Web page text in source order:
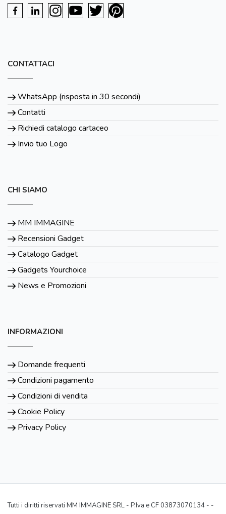
CONTATTACI
WhatsApp (risposta in 30 secondi)
Contatti
Richiedi catalogo cartaceo
Invio tuo Logo
CHI SIAMO
MM IMMAGINE
Recensioni Gadget
Catalogo Gadget
Gadgets Yourchoice
News e Promozioni
INFORMAZIONI
Domande frequenti
Condizioni pagamento
Condizioni di vendita
Cookie Policy
Privacy Policy
Tutti i diritti riservati MM IMMAGINE SRL - P.Iva e CF 03873070134 - -